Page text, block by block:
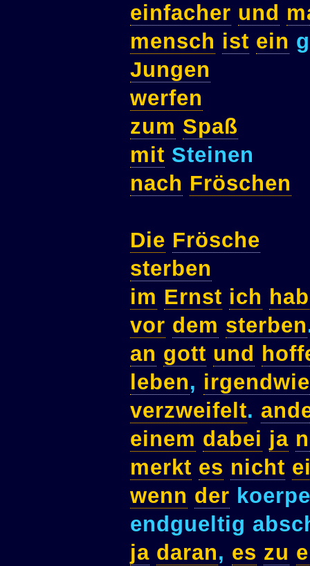
einfacher und
mensch ist ein
Jungen
werfen
zum Spaß
mit Steinen
nach Fröschen
Die Frösche
sterben
im Ernst ich
vor dem sterben
an gott und
leben, irgendwie
verzweifelt.
einem dabei ja
merkt es nicht
wenn der
endgueltig
ja daran, es zu